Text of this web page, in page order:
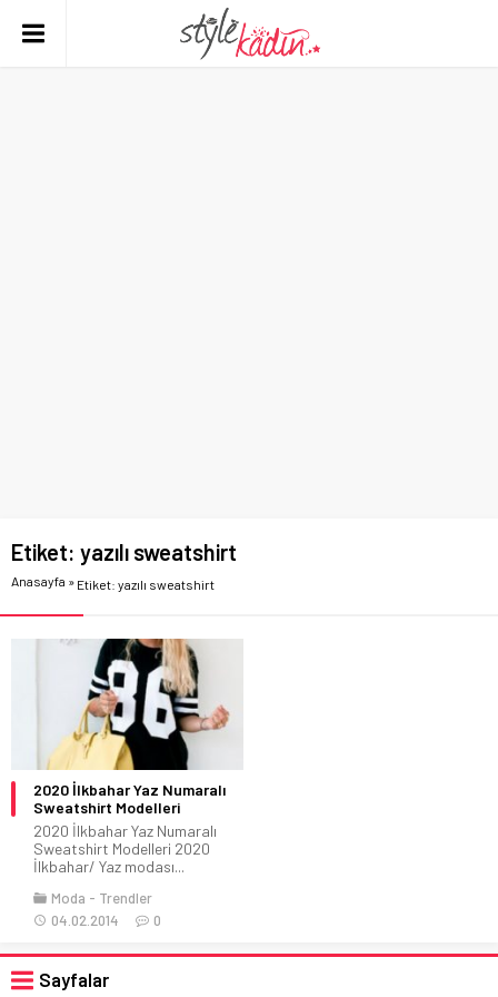
Etiket: yazılı sweatshirt
Anasayfa » Etiket: yazılı sweatshirt
2020 İlkbahar Yaz Numaralı
Sweatshirt Modelleri
2020 İlkbahar Yaz Numaralı
Sweatshirt Modelleri 2020
İlkbahar/ Yaz modası...
Moda
Trendler
04.02.2014
0
Sayfalar